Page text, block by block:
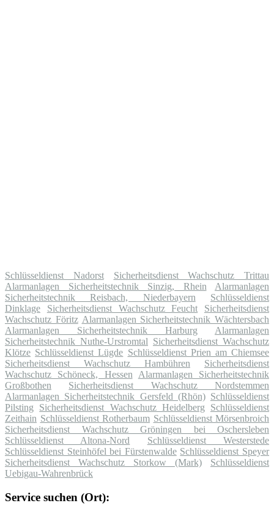
Schlüsseldienst Nadorst
Sicherheitsdienst Wachschutz Trittau
Alarmanlagen Sicherheitstechnik Sinzig, Rhein
Alarmanlagen
Sicherheitstechnik Reisbach, Niederbayern
Schlüsseldienst
Dinklage
Sicherheitsdienst Wachschutz Feucht
Sicherheitsdienst
Wachschutz Föritz Alarmanlagen Sicherheitstechnik Wächtersbach
Alarmanlagen Sicherheitstechnik Harburg
Alarmanlagen
Sicherheitstechnik Nuthe-Urstromtal Sicherheitsdienst Wachschutz
Klötze Schlüsseldienst Lügde Schlüsseldienst Prien am Chiemsee
Sicherheitsdienst Wachschutz Hambühren
Sicherheitsdienst
Wachschutz Schöneck, Hessen
Alarmanlagen Sicherheitstechnik
Großbothen
Sicherheitsdienst Wachschutz Nordstemmen
Alarmanlagen Sicherheitstechnik Gersfeld (Rhön) Schlüsseldienst
Pilsting
Sicherheitsdienst Wachschutz Heidelberg
Schlüsseldienst
Zeithain Schlüsseldienst Rotherbaum Schlüsseldienst Mörsenbroich
Sicherheitsdienst Wachschutz Gröningen bei Oschersleben
Schlüsseldienst Altona-Nord
Schlüsseldienst Westerstede
Schlüsseldienst Steinhöfel bei Fürstenwalde Schlüsseldienst Speyer
Sicherheitsdienst Wachschutz Storkow (Mark)
Schlüsseldienst
Uebigau-Wahrenbrück
Service suchen (Ort):